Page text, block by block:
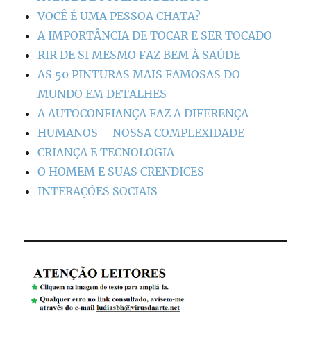
VOCÊ É UMA PESSOA CHATA?
A IMPORTÂNCIA DE TOCAR E SER TOCADO
RIR DE SI MESMO FAZ BEM À SAÚDE
AS 50 PINTURAS MAIS FAMOSAS DO
MUNDO EM DETALHES
A AUTOCONFIANÇA FAZ A DIFERENÇA
HUMANOS – NOSSA COMPLEXIDADE
CRIANÇA E TECNOLOGIA
O HOMEM E SUAS CRENDICES
INTERAÇÕES SOCIAIS